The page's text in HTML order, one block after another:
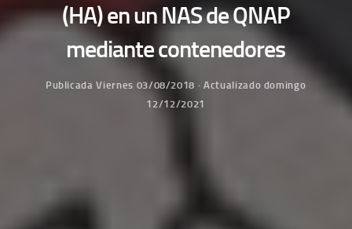
(HA) en un NAS de QNAP
mediante contenedores
PublicadaViernes 03/08/2018 · Actualizado domingo
12/12/2021